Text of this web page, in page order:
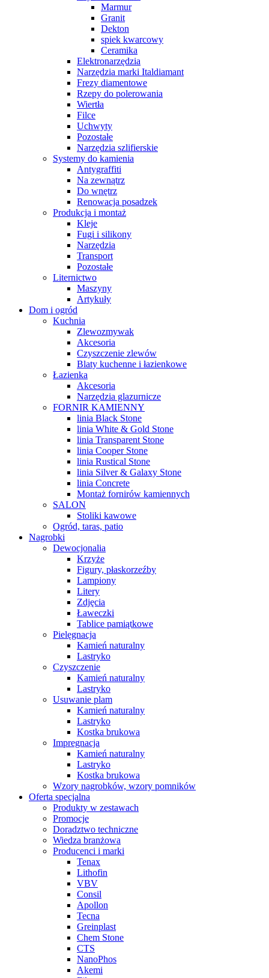
Marmur
Granit
Dekton
spiek kwarcowy
Ceramika
Elektronarzędzia
Narzędzia marki Italdiamant
Frezy diamentowe
Rzepy do polerowania
Wiertła
Filce
Uchwyty
Pozostałe
Narzędzia szlifierskie
Systemy do kamienia
Antygraffiti
Na zewnątrz
Do wnętrz
Renowacja posadzek
Produkcja i montaż
Kleje
Fugi i silikony
Narzędzia
Transport
Pozostałe
Liternictwo
Maszyny
Artykuły
Dom i ogród
Kuchnia
Zlewozmywak
Akcesoria
Czyszczenie zlewów
Blaty kuchenne i łazienkowe
Łazienka
Akcesoria
Narzędzia glazurnicze
FORNIR KAMIENNY
linia Black Stone
linia White & Gold Stone
linia Transparent Stone
linia Cooper Stone
linia Rustical Stone
linia Silver & Galaxy Stone
linia Concrete
Montaż fornirów kamiennych
SALON
Stoliki kawowe
Ogród, taras, patio
Nagrobki
Dewocjonalia
Krzyże
Figury, płaskorzeźby
Lampiony
Litery
Zdjęcia
Ławeczki
Tablice pamiątkowe
Pielęgnacja
Kamień naturalny
Lastryko
Czyszczenie
Kamień naturalny
Lastryko
Usuwanie plam
Kamień naturalny
Lastryko
Kostka brukowa
Impregnacja
Kamień naturalny
Lastryko
Kostka brukowa
Wzory nagrobków, wzory pomników
Oferta specjalna
Produkty w zestawach
Promocje
Doradztwo techniczne
Wiedza branżowa
Producenci i marki
Tenax
Lithofin
VBV
Consil
Apollon
Tecna
Greinplast
Chem Stone
CTS
NanoPhos
Akemi